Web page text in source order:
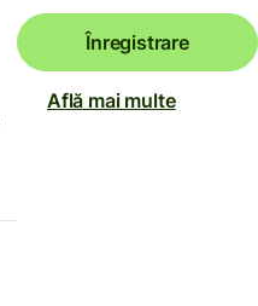
Înregistrare
Află mai multe